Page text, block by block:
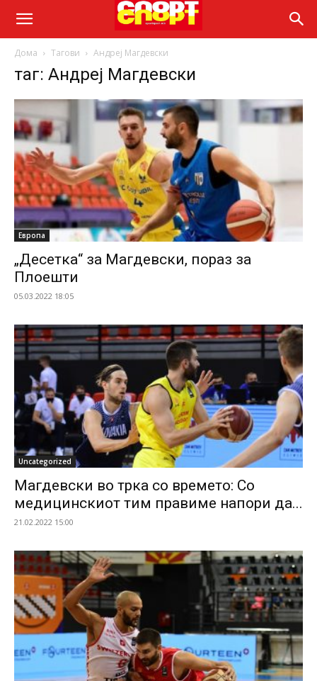
Дома Тагови Андреј Магдевски
таг: Андреј Магдевски
Европа
„Десетка“ за Магдевски, пораз за
Плоешти
05.03.2022 18:05
Uncategorized
Магдевски во трка со времето: Со
медицинскиот тим правиме напори да...
21.02.2022 15:00